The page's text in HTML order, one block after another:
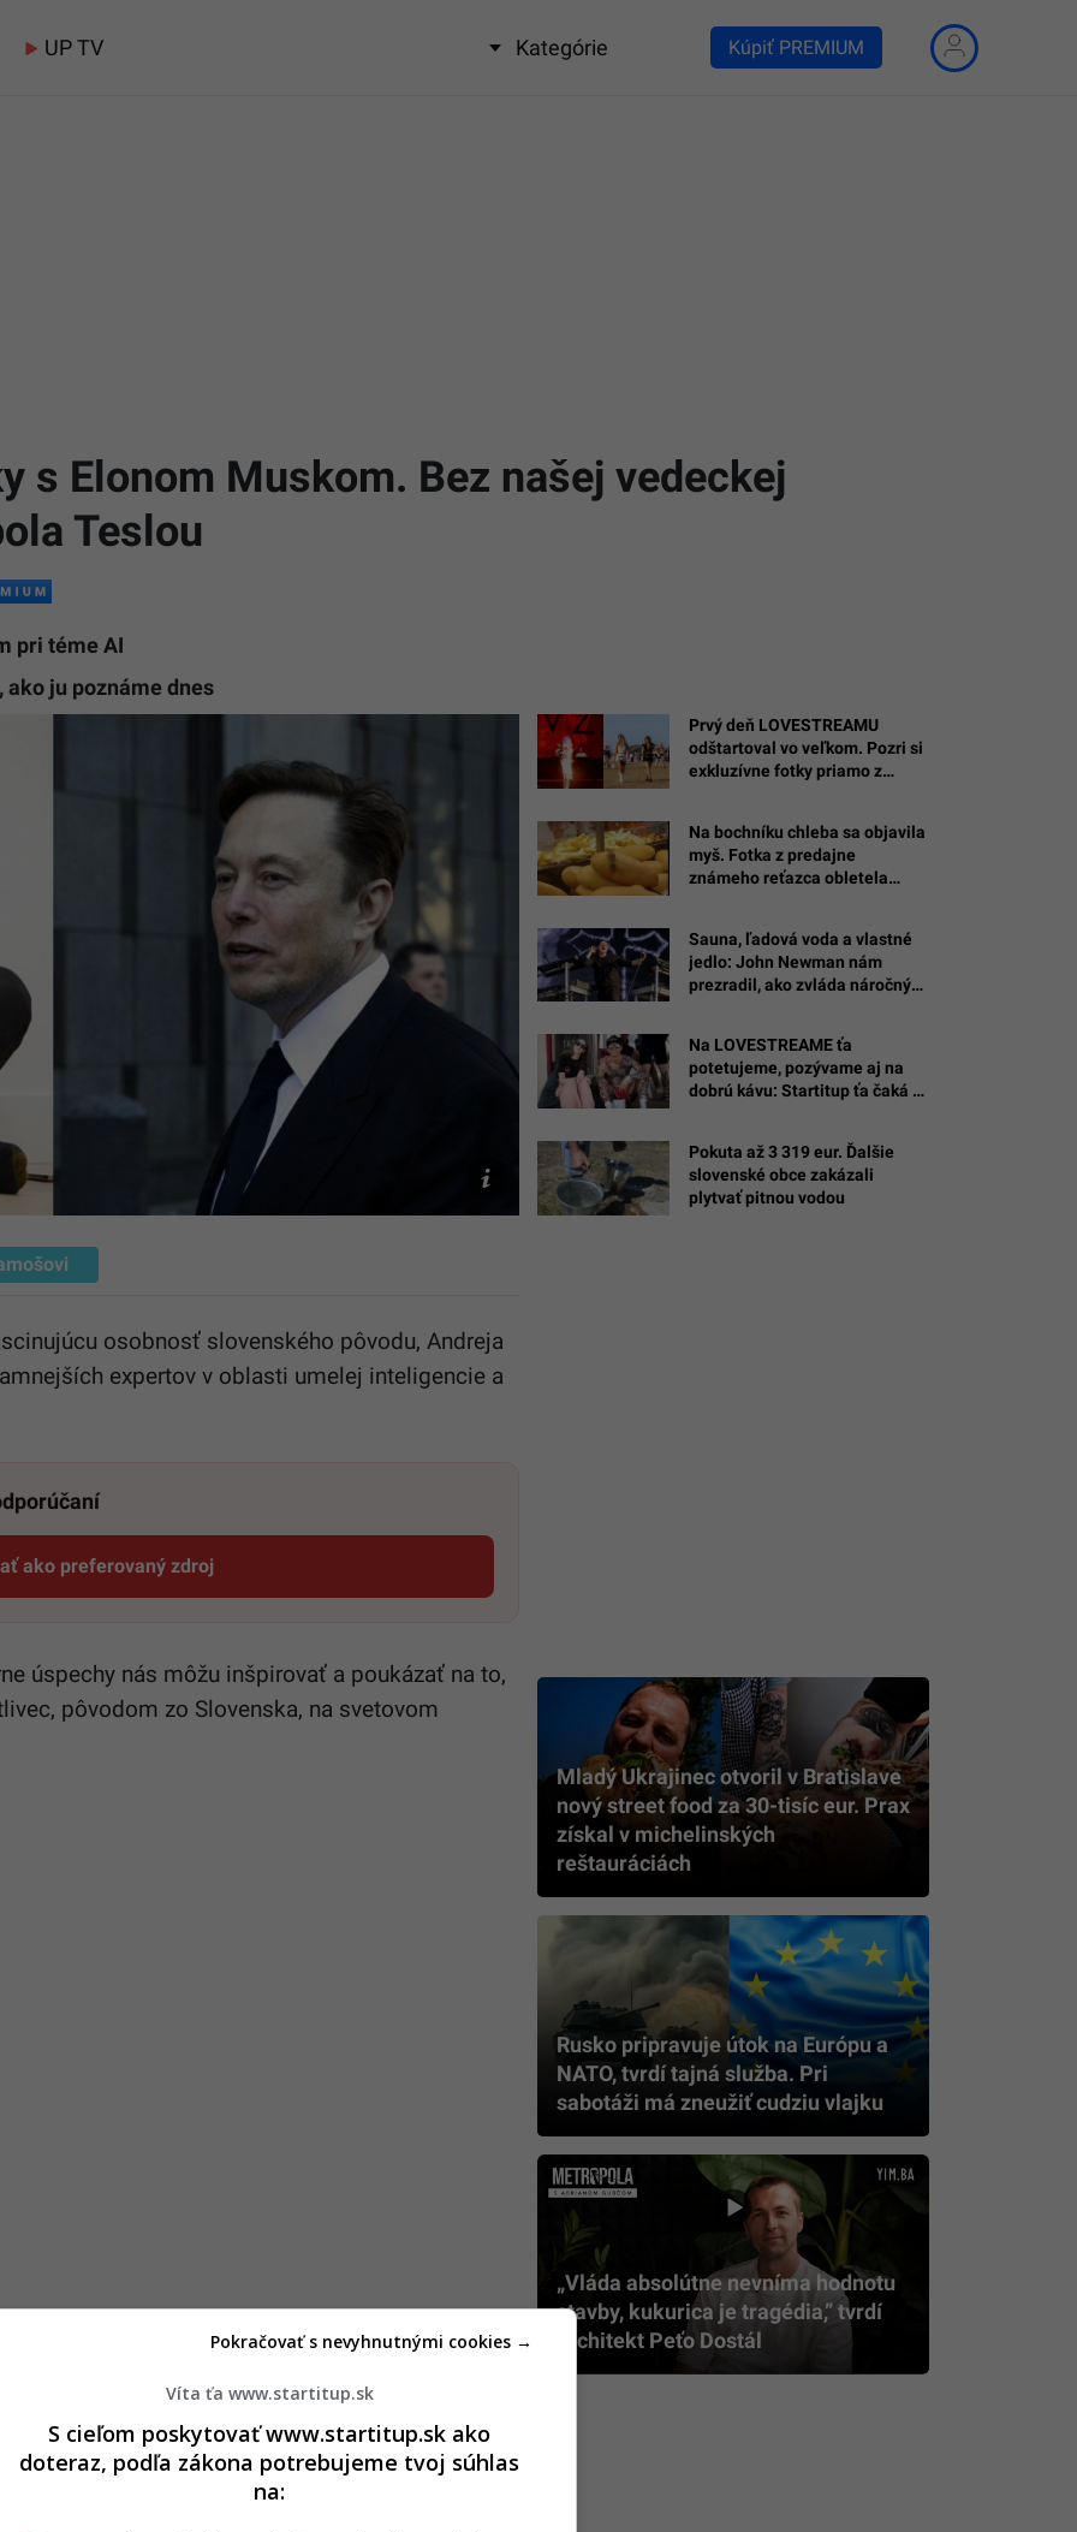
UP TV Kategórie Kúpiť PREMIUM
s Elonom Muskom. Bez našej vedeckej
Teslou
pri téme AI
ako ju poznáme dnes
reprofoto:
TASR/AP/Benjamin
Fanjoy
osobnosť slovenského pôvodu, Andreja
expertov v oblasti umelej inteligencie a
ako preferovaný zdroj
Startitup, odkaz sa otvorí v novom okne
úspechy nás môžu inšpirovať a poukázať na to,
pôvodom zo Slovenska, na svetovom
sa narodil v roku 1986 v Bratislave. Jeho
veku prístup k technológii a matematike.
počítače a programovanie, čo ho postupne
prestížne univerzity a výskumné inštitúcie po
Prvý deň LOVESTREAMU
odštartoval vo veľkom. Pozri si
exkluzívne fotky priamo z
Na bochníku chleba sa objavila
myš. Fotka z predajne
známeho reťazca obletela
Sauna, ľadová voda a vlastné
jedlo: John Newman nám
prezradil, ako zvláda náročný
Na LOVESTREAME ťa
potetujeme, pozývame aj na
dobrú kávu: Startitup ťa čaká v
Pokuta až 3 319 eur. Ďalšie
slovenské obce zakázali
plytvať pitnou vodou
Mladý Ukrajinec otvoril v Bratislave
nový street food za 30-tisíc eur. Prax
získal v michelinských
reštauráciách
Rusko pripravuje útok na Európu a
NATO, tvrdí tajná služba. Pri
sabotáži má zneužiť cudziu vlajku
„Vláda absolútne nevníma hodnotu
stavby, kukurica je tragédia,” tvrdí
architekt Peťo Dostál
Víta ťa www.startitup.sk
S cieľom poskytovať www.startitup.sk ako
doteraz, podľa zákona potrebujeme tvoj súhlas
na:
Pokračovať s nevyhnutnými cookies →